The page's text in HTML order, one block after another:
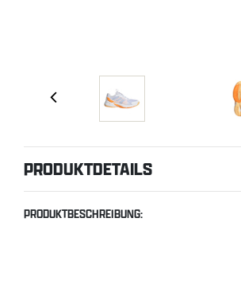
PRODUKTDETAILS
PRODUKTBESCHREIBUNG: